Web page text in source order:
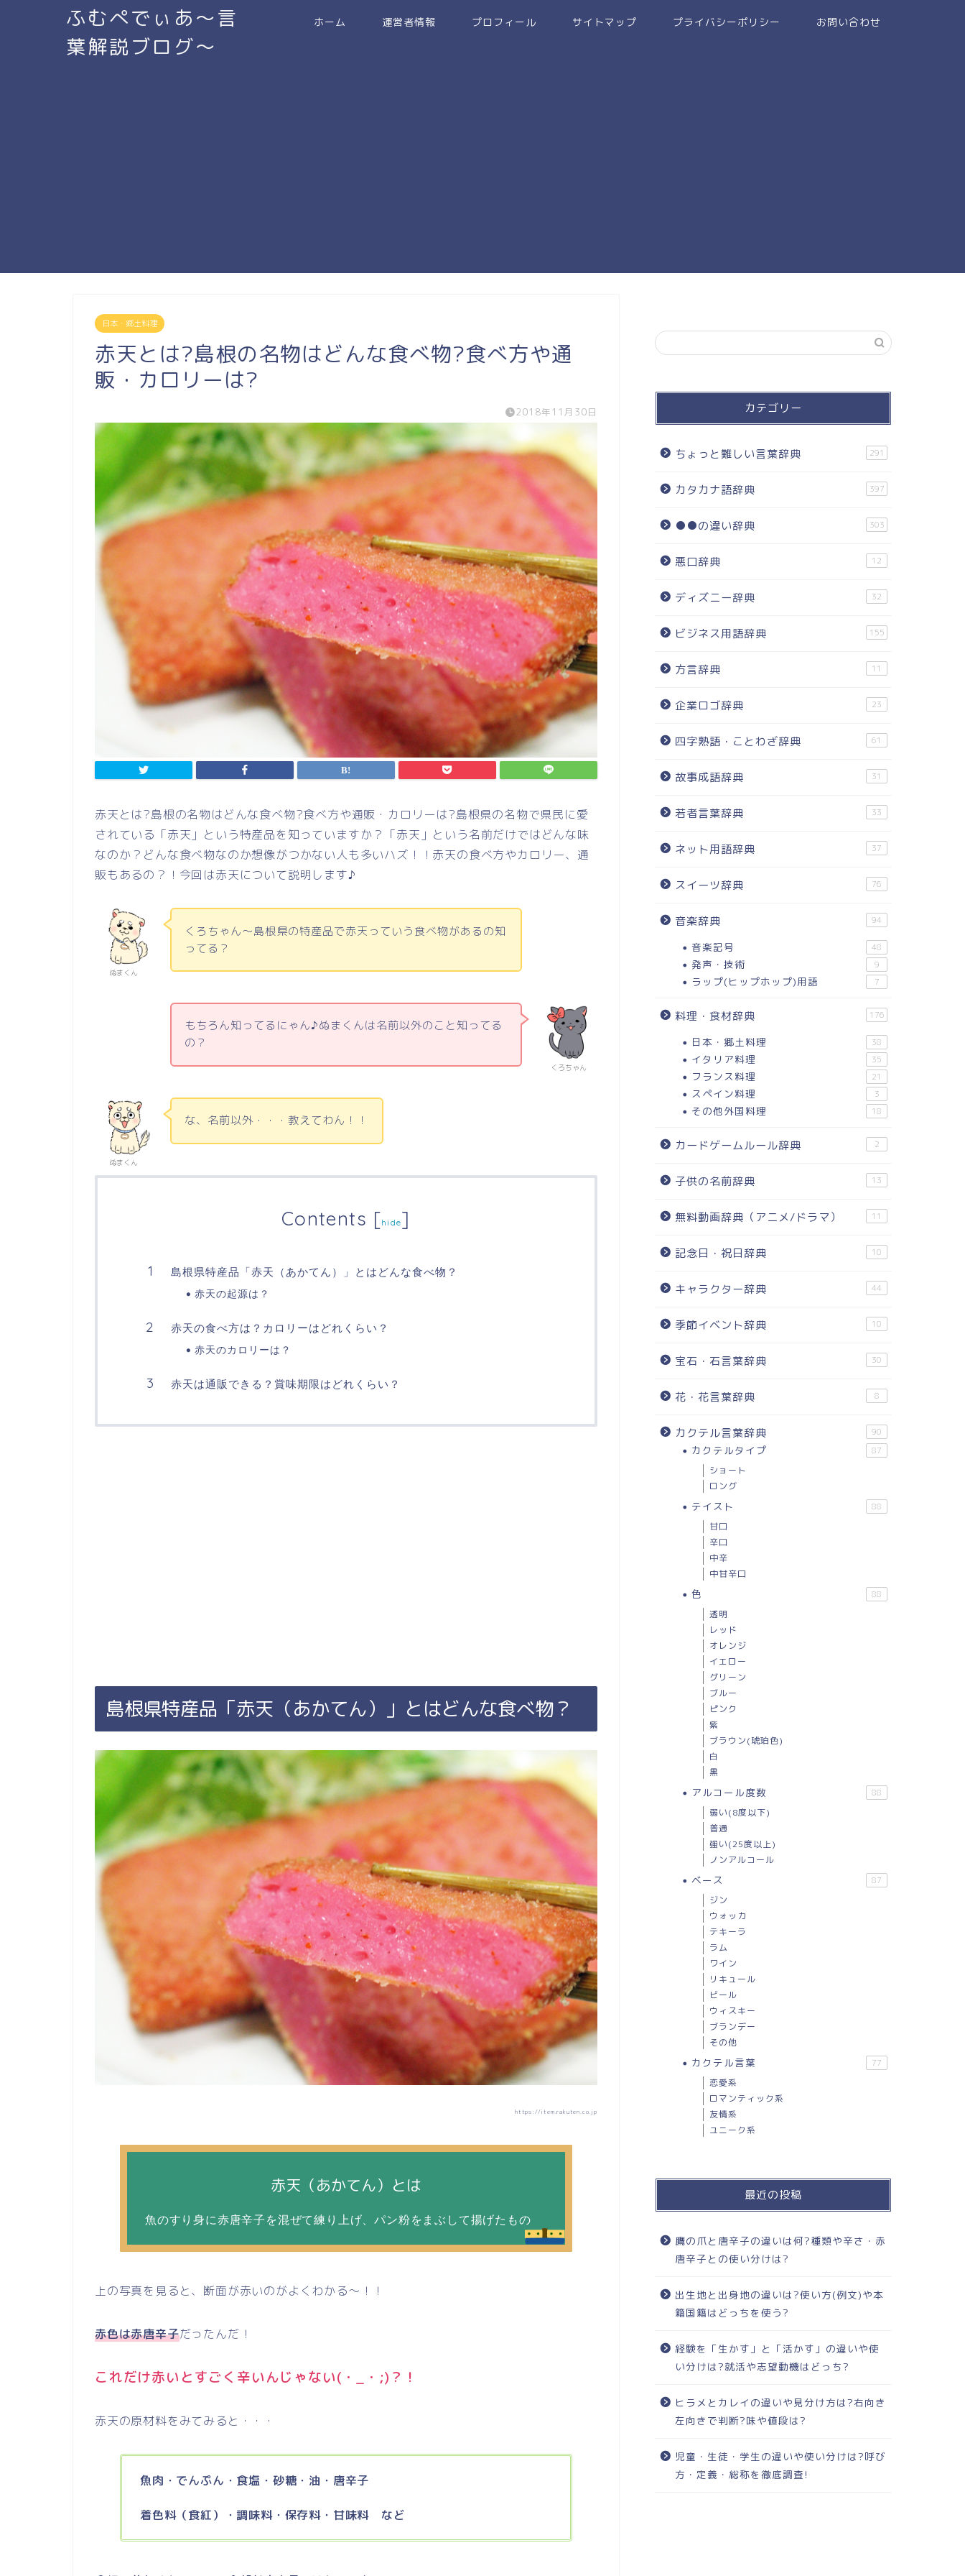
ふむぺでぃあ～言
葉解説ブログ～
ホーム 運営者情報 プロフィール サイトマップ プライバシーポリシー お問い合わせ
日本・郷土料理
赤天とは?島根の名物はどんな食べ物?食べ方や通
販・カロリーは?
2018年11月30日
赤天とは?島根の名物はどんな食べ物?食べ方や通販・カロリーは?島根県の名物で県民に愛
されている「赤天」という特産品を知っていますか？「赤天」という名前だけではどんな味
なのか？どんな食べ物なのか想像がつかない人も多いハズ！！赤天の食べ方やカロリー、通
販もあるの？！今回は赤天について説明します♪
ぬまくん
くろちゃん～島根県の特産品で赤天っていう食べ物があるの知
ってる？
くろちゃん
もちろん知ってるにゃん♪ぬまくんは名前以外のこと知ってる
の？
ぬまくん
な、名前以外・・・教えてわん！！
Contents [hide]
島根県特産品「赤天（あかてん）」とはどんな食べ物？
赤天の起源は？
赤天の食べ方は？カロリーはどれくらい？
赤天のカロリーは？
赤天は通販できる？賞味期限はどれくらい？
島根県特産品「赤天（あかてん）」とはどんな食べ物？
https://item.rakuten.co.jp
赤天（あかてん）とは
魚のすり身に赤唐辛子を混ぜて練り上げ、パン粉をまぶして揚げたもの
上の写真を見ると、断面が赤いのがよくわかる～！！
赤色は赤唐辛子だったんだ！
これだけ赤いとすごく辛いんじゃない(・_・;)？！
赤天の原材料をみてみると・・・
魚肉・でんぷん・食塩・砂糖・油・唐辛子
着色料（食紅）・調味料・保存料・甘味料 など
カテゴリー
ちょっと難しい言葉辞典 291
カタカナ語辞典 397
●●の違い辞典 303
悪口辞典 12
ディズニー辞典 32
ビジネス用語辞典 155
方言辞典 11
企業ロゴ辞典 23
四字熟語・ことわざ辞典 61
故事成語辞典 31
若者言葉辞典 33
ネット用語辞典 37
スイーツ辞典 76
音楽辞典 94
音楽記号 48
発声・技術 9
ラップ(ヒップホップ)用語 7
料理・食材辞典 176
日本・郷土料理 38
イタリア料理 35
フランス料理 21
スペイン料理 3
その他外国料理 18
カードゲームルール辞典 2
子供の名前辞典 13
無料動画辞典（アニメ/ドラマ） 11
記念日・祝日辞典 10
キャラクター辞典 44
季節イベント辞典 10
宝石・石言葉辞典 30
花・花言葉辞典 8
カクテル言葉辞典 90
カクテルタイプ 87
ショート
ロング
テイスト 88
甘口
辛口
中辛
中甘辛口
色 88
透明
レッド
オレンジ
イエロー
グリーン
ブルー
ピンク
紫
ブラウン(琥珀色)
白
黒
アルコール度数 88
弱い(8度以下)
普通
強い(25度以上)
ノンアルコール
ベース 87
ジン
ウォッカ
テキーラ
ラム
ワイン
リキュール
ビール
ウィスキー
ブランデー
その他
カクテル言葉 77
恋愛系
ロマンティック系
友情系
ユニーク系
最近の投稿
鷹の爪と唐辛子の違いは何?種類や辛さ・赤
唐辛子との使い分けは?
出生地と出身地の違いは?使い方(例文)や本
籍国籍はどっちを使う?
経験を「生かす」と「活かす」の違いや使
い分けは?就活や志望動機はどっち?
ヒラメとカレイの違いや見分け方は?右向き
左向きで判断?味や値段は?
児童・生徒・学生の違いや使い分けは?呼び
方・定義・総称を徹底調査!